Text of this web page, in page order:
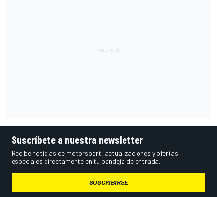
Suscríbete a nuestra newsletter
Recibe noticias de motorsport, actualizaciones y ofertas
especiales directamente en tu bandeja de entrada.
SUSCRIBIRSE